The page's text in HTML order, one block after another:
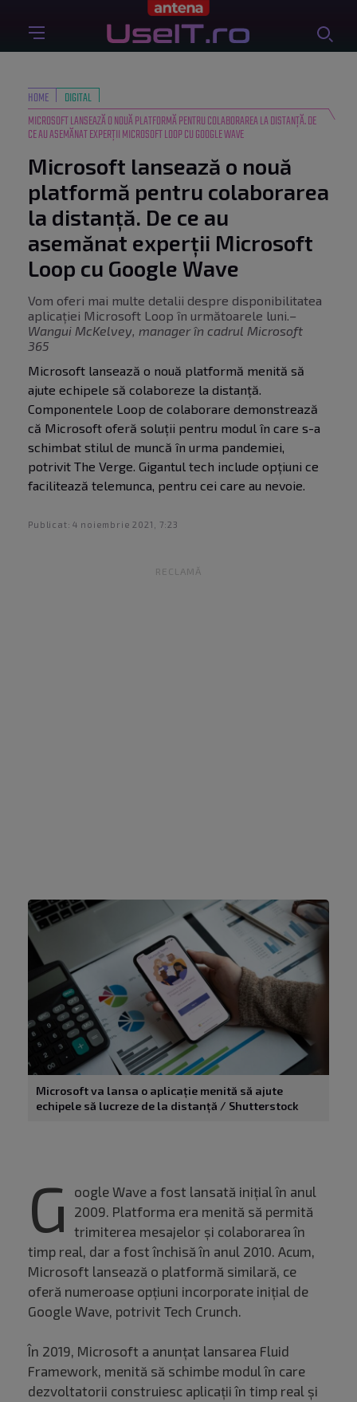
HOME
DIGITAL
MICROSOFT LANSEAZĂ O NOUĂ PLATFORMĂ PENTRU COLABORAREA LA DISTANȚĂ. DE
CE AU ASEMĂNAT EXPERȚII MICROSOFT LOOP CU GOOGLE WAVE
Microsoft lansează o nouă
platformă pentru colaborarea
la distanță. De ce au
asemănat experții Microsoft
Loop cu Google Wave
Vom oferi mai multe detalii despre disponibilitatea
aplicației Microsoft Loop în următoarele luni.–
Wangui McKelvey, manager în cadrul Microsoft
365
Microsoft lansează o nouă platformă menită să
ajute echipele să colaboreze la distanță.
Componentele Loop de colaborare demonstrează
că Microsoft oferă soluții pentru modul în care s-a
schimbat stilul de muncă în urma pandemiei,
potrivit The Verge. Gigantul tech include opțiuni ce
facilitează telemunca, pentru cei care au nevoie.
Publicat: 4 noiembrie 2021, 7:23
RECLAMĂ
Microsoft va lansa o aplicație menită să ajute
echipele să lucreze de la distanță / Shutterstock
G
oogle Wave a fost lansată inițial în anul
2009. Platforma era menită să permită
trimiterea mesajelor și colaborarea în
timp real, dar a fost închisă în anul 2010. Acum,
Microsoft lansează o platformă similară, ce
oferă numeroase opțiuni incorporate inițial de
Google Wave, potrivit Tech Crunch.
În 2019, Microsoft a anunțat lansarea Fluid
Framework, menită să schimbe modul în care
dezvoltatorii construiesc aplicații în timp real și